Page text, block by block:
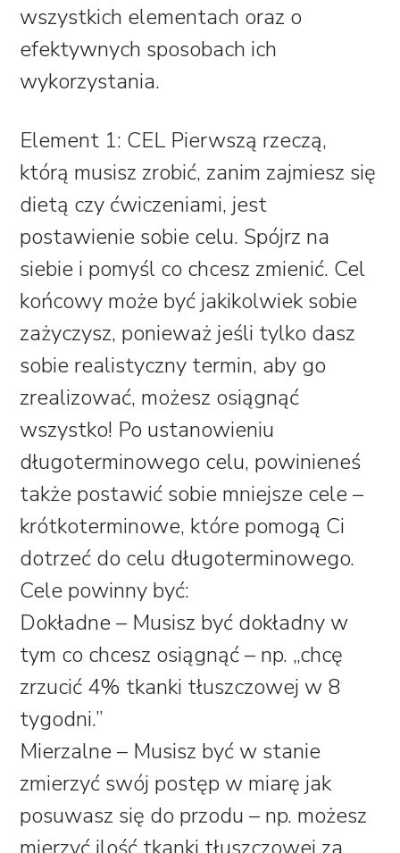
wszystkich elementach oraz o
efektywnych sposobach ich
wykorzystania.
Element 1: CEL Pierwszą rzeczą,
którą musisz zrobić, zanim zajmiesz się
dietą czy ćwiczeniami, jest
postawienie sobie celu. Spójrz na
siebie i pomyśl co chcesz zmienić. Cel
końcowy może być jakikolwiek sobie
zażyczysz, ponieważ jeśli tylko dasz
sobie realistyczny termin, aby go
zrealizować, możesz osiągnąć
wszystko! Po ustanowieniu
długoterminowego celu, powinieneś
także postawić sobie mniejsze cele –
krótkoterminowe, które pomogą Ci
dotrzeć do celu długoterminowego.
Cele powinny być:
Dokładne – Musisz być dokładny w
tym co chcesz osiągnąć – np. „chcę
zrzucić 4% tkanki tłuszczowej w 8
tygodni.”
Mierzalne – Musisz być w stanie
zmierzyć swój postęp w miarę jak
posuwasz się do przodu – np. możesz